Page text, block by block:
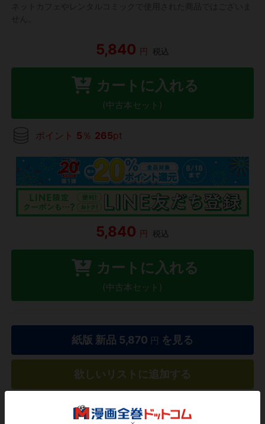
5,840 円 税込
カートに入れる
(中古本セット)
ポイント 5 ％ 265pt
5,840 円 税込
カートに入れる
(中古本セット)
紙版 新品 5,870 円 を見る
欲しいリストに追加する